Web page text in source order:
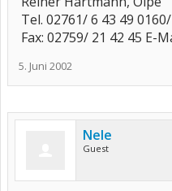
Tel. 02761/ 6 43 49
Fax: 02759/ 21 42 45 E-
5. Juni 2002
Nele
Guest